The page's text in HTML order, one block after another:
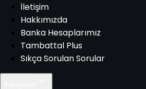
İletişim
Hakkımızda
Banka Hesaplarımız
Tambattal Plus
Sıkça Sorulan Sorular